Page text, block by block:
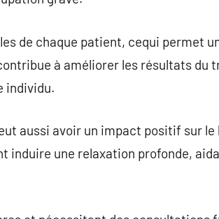
de chaque patient, cequi permet
à améliorer les résultats du
individu.
aussi avoir un impact positif sur
induire une relaxation profonde,